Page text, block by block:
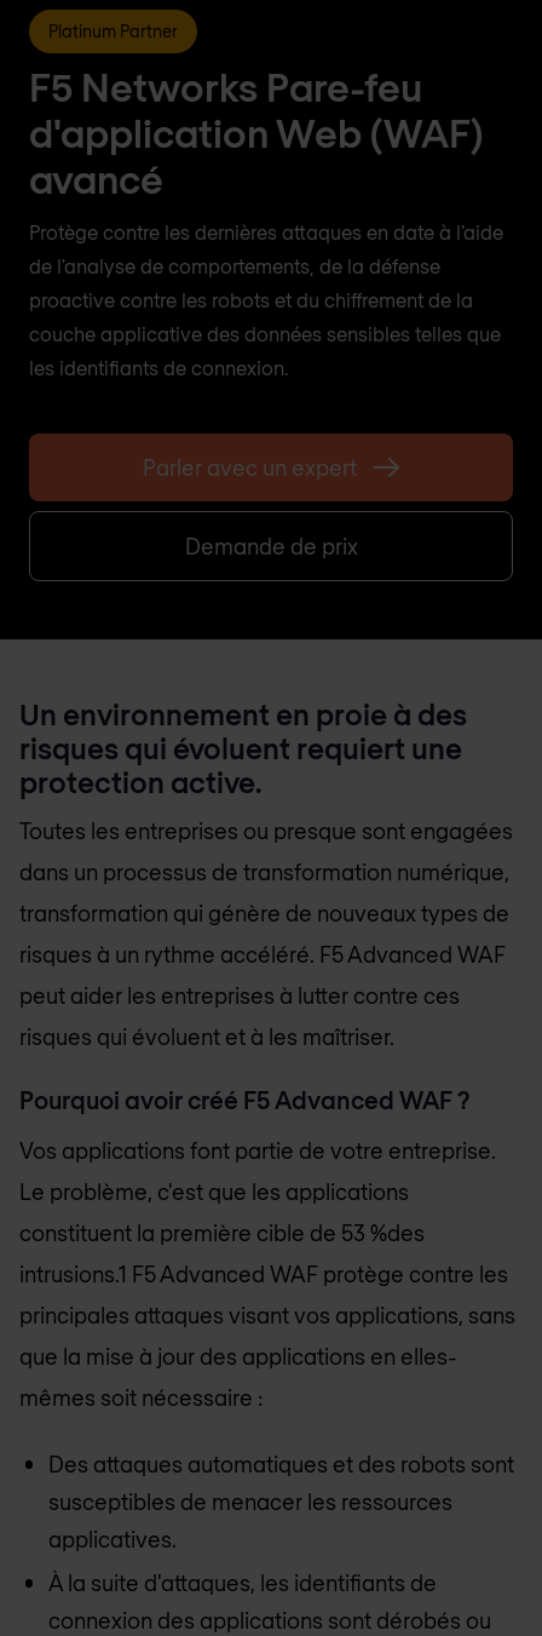
Platinum Partner
F5 Networks Pare-feu
d'application Web (WAF)
avancé
Protège contre les dernières attaques en date à l'aide
de l'analyse de comportements, de la défense
proactive contre les robots et du chiffrement de la
couche applicative des données sensibles telles que
les identifiants de connexion.
Parler avec un expert
Demande de prix
Un environnement en proie à des
risques qui évoluent requiert une
protection active.
Toutes les entreprises ou presque sont engagées
dans un processus de transformation numérique,
transformation qui génère de nouveaux types de
risques à un rythme accéléré. F5 Advanced WAF
peut aider les entreprises à lutter contre ces
risques qui évoluent et à les maîtriser.
Pourquoi avoir créé F5 Advanced WAF ?
Vos applications font partie de votre entreprise.
Le problème, c'est que les applications
constituent la première cible de 53 %des
intrusions.1 F5 Advanced WAF protège contre les
principales attaques visant vos applications, sans
que la mise à jour des applications en elles-
mêmes soit nécessaire :
Des attaques automatiques et des robots sont
susceptibles de menacer les ressources
applicatives.
À la suite d'attaques, les identifiants de
connexion des applications sont dérobés ou